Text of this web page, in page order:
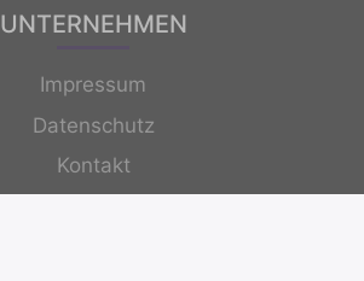
UNTERNEHMEN
Impressum
Datenschutz
Kontakt